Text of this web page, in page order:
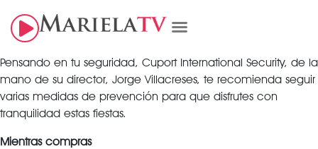
Pensando en tu seguridad, Cuport International Security, de la
mano de su director, Jorge Villacreses, te recomienda seguir
varias medidas de prevención para que disfrutes con
tranquilidad estas fiestas.
Mientras compras